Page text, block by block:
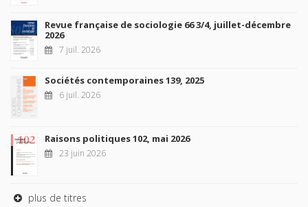
Revue française de sociologie 66 3/4, juillet-décembre
2026
7 juil. 2026
Sociétés contemporaines 139, 2025
6 juil. 2026
Raisons politiques 102, mai 2026
23 juin 2026
plus de titres